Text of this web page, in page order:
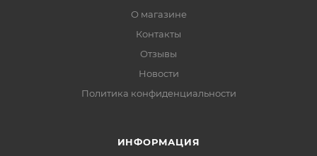
О магазине
Контакты
Отзывы
Новости
Политика конфиденциальности
ИНФОРМАЦИЯ